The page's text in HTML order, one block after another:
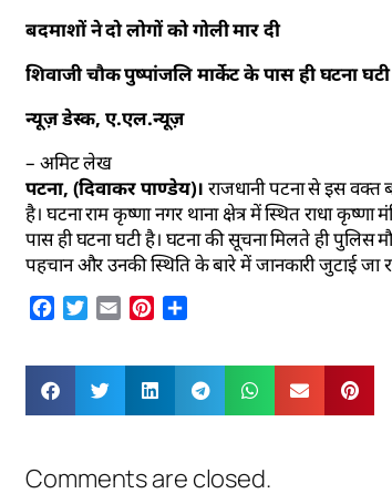
बदमाशों ने दो लोगों को गोली मार दी
शिवाजी चौक पुष्पांजलि मार्केट के पास ही घटना
न्यूज़ डेस्क, ए.एल.न्यूज़
– अमिट लेख
पटना, (दिवाकर पाण्डेय)। राजधानी पटना से इस वक्त
है। घटना राम कृष्णा नगर थाना क्षेत्र में स्थित राधा
पास ही घटना घटी है। घटना की सूचना मिलते ही
पहचान और उनकी स्थिति के बारे में जानकारी जुटाई
Facebook
Twitter
Email Pinterest
Comments are closed.